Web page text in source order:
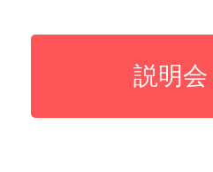
(３)個人情報の利
・各種イベン